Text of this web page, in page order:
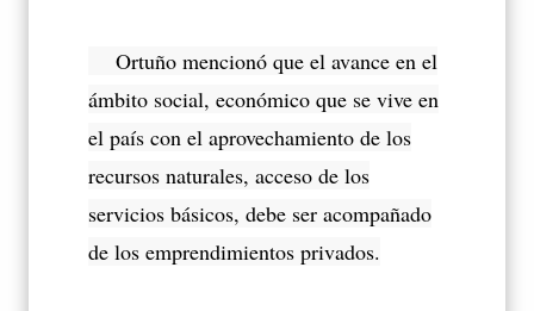
Ortuño mencionó que el avance en el
ámbito social, económico que se vive en
el país con el aprovechamiento de los
recursos naturales, acceso de los
servicios básicos, debe ser acompañado
de los emprendimientos privados.